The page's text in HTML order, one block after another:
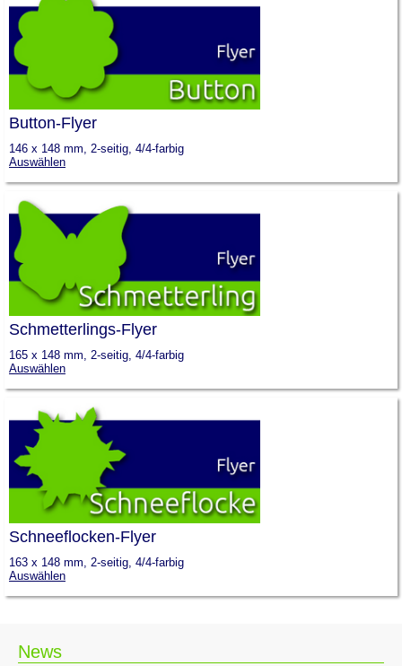
Button-Flyer
146 x 148 mm, 2-seitig, 4/4-farbig
Auswählen
Schmetterlings-Flyer
165 x 148 mm, 2-seitig, 4/4-farbig
Auswählen
Schneeflocken-Flyer
163 x 148 mm, 2-seitig, 4/4-farbig
Auswählen
News